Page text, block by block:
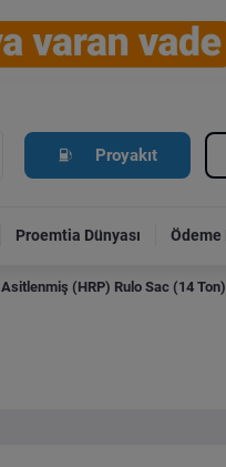
Proyakıt
Proemtia Dünyası Ödeme
Asitlenmiş (HRP) Rulo Sac (14 Ton)